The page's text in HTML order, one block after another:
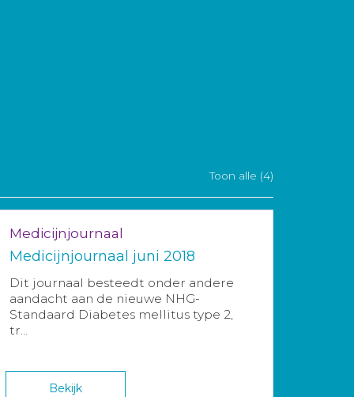
Toon alle (4)
Medicijnjournaal
Medicijnjournaal juni 2018
Dit journaal besteedt onder andere
aandacht aan de nieuwe NHG-
Standaard Diabetes mellitus type 2,
tr...
Bekijk